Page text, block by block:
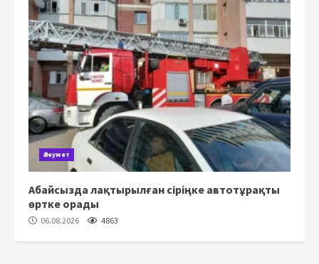
Әлеумет
Абайсызда лақтырылған сіріңке автотұрақты
өртке орады
06.08.2026 4863